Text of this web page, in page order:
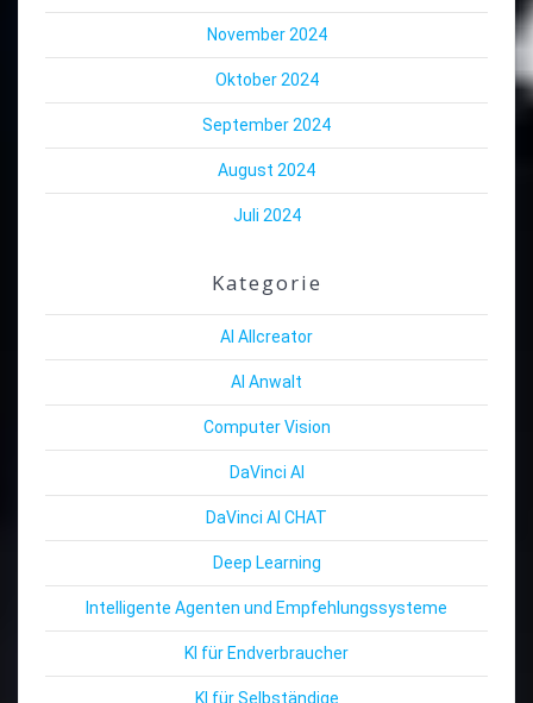
November 2024
Oktober 2024
September 2024
August 2024
Juli 2024
Kategorie
AI Allcreator
AI Anwalt
Computer Vision
DaVinci AI
DaVinci AI CHAT
Deep Learning
Intelligente Agenten und Empfehlungssysteme
KI für Endverbraucher
KI für Selbständige